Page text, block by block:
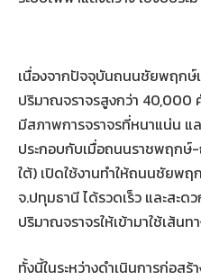
เนื่องจากปัจจุบันถนนชัยพฤกษ์
ปริมาณจราจรสูงกว่า
มีสภาพการจราจรที่หนาแน่น
ประกอบกับเมื่อถนนราชพฤก
ใต้) เปิดใช้งานทำให้ถนนชัยพ
จ.ปทุมธานี ได้รวดเร็ว และสะ
ปริมาณจราจรให้เข้ามาใช้เส้
ทั้งนี้ในระหว่างดำเนินการก่อส